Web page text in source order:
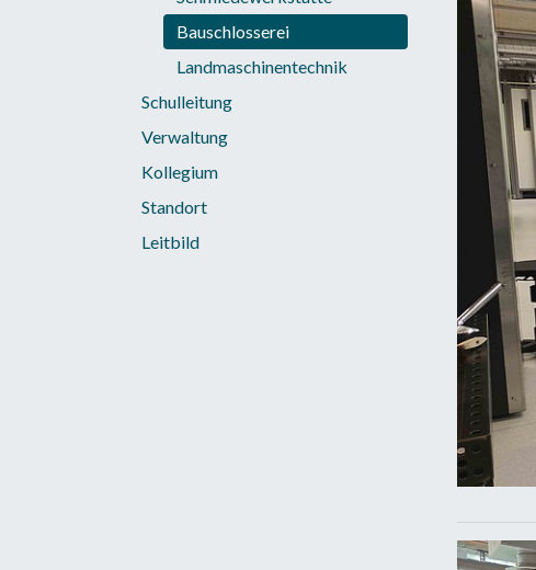
Bauschlosserei
Landmaschinentechnik
Schulleitung
Verwaltung
Kollegium
Standort
Leitbild